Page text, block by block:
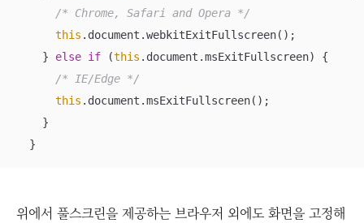
/* Chrome, Safari and Opera */
this .document.webkitExitFullscreen();
    }
else if (this .document.msExitFullscreen) {
/* IE/Edge */
this .document.msExitFullscreen();
    }
  }
위에서 풀스크린을 제공하는 브라우저 외에도 화면을 고정해